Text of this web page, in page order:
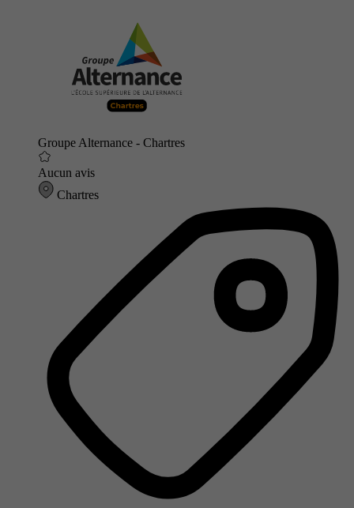
Groupe Alternance - Chartres
Aucun avis
Chartres